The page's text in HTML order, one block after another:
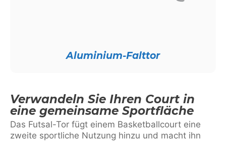
Aluminium-Falttor
Verwandeln Sie Ihren Court in
eine gemeinsame Sportfläche
Das Futsal-Tor fügt einem Basketballcourt eine
zweite sportliche Nutzung hinzu und macht ihn